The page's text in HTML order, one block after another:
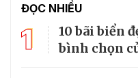
ĐỌC NHIỀU
1
10 bãi biển
bình chọn